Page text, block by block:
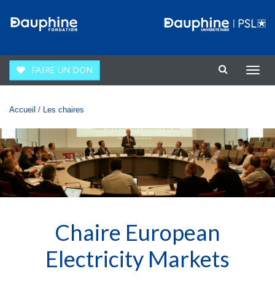
FAIRE UN DON
la
Vous êtes ici
Accueil / Les chaires
Chaire European
Electricity Markets